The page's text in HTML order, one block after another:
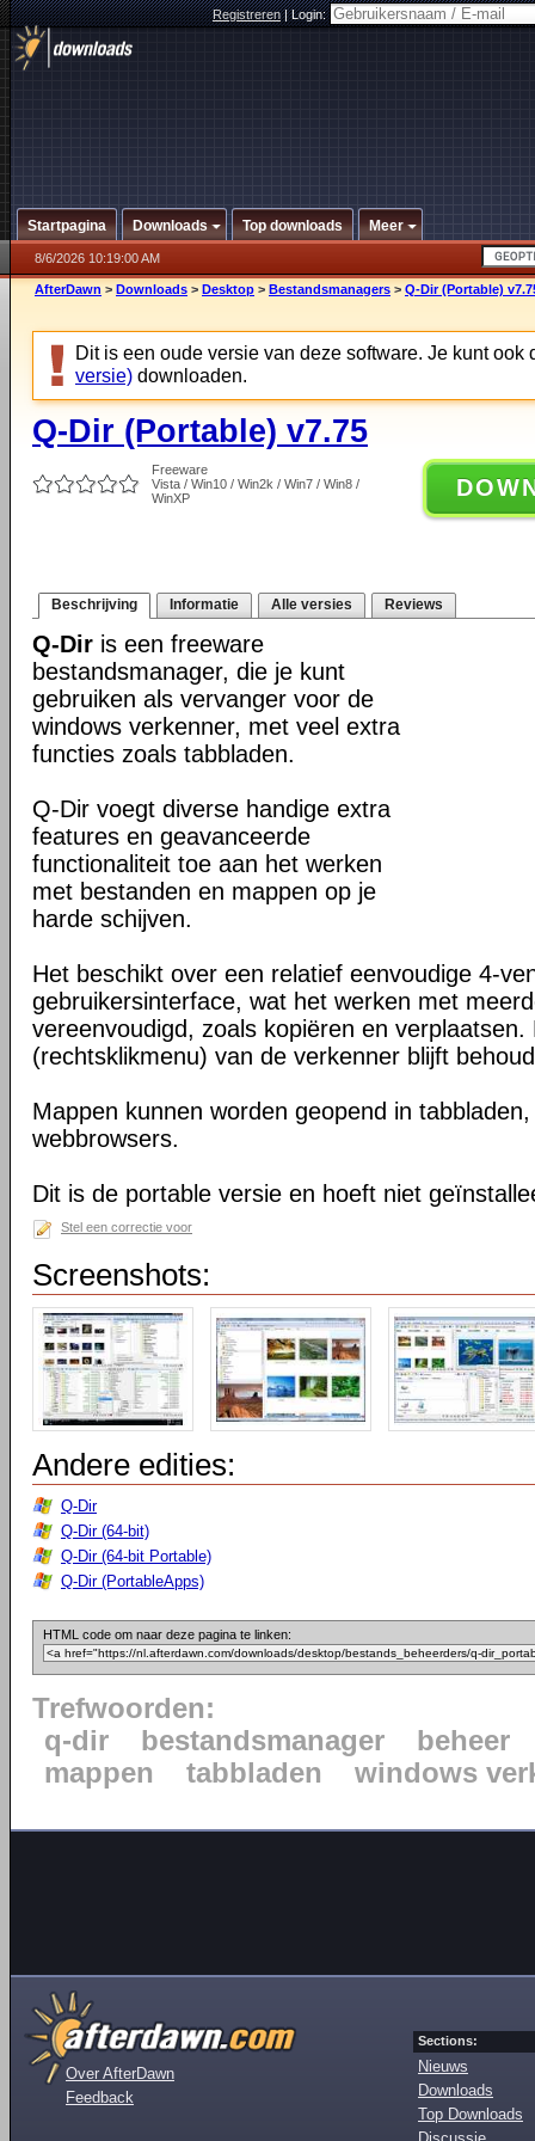
Registreren|Login:
Startpagina Downloads Top downloads Meer
8/6/2026 10:19:00 AM
AfterDawn > Downloads > Desktop > Bestandsmanagers > Q-Dir (Portable)
Dit is een oude versie van deze software. Je kunt ook
versie) downloaden.
Q-Dir (Portable) v7.75
Freeware
Vista / Win10 / Win2k / Win7 / Win8 /
WinXP
Beschrijving Informatie Alle versies Reviews
Q-Dir is een freeware
bestandsmanager, die je kunt
gebruiken als vervanger voor de
windows verkenner, met veel extra
functies zoals tabbladen.
Q-Dir voegt diverse handige extra
features en geavanceerde
functionaliteit toe aan het werken
met bestanden en mappen op je
harde schijven.
Het beschikt over een relatief eenvoudige 4-
gebruikersinterface, wat het werken met
vereenvoudigd, zoals kopiëren en
(rechtsklikmenu) van de verkenner blijft
Mappen kunnen worden geopend in
webbrowsers.
Dit is de portable versie en hoeft niet
Stel een correctie voor
Screenshots:
Andere edities:
Q-Dir
Q-Dir (64-bit)
Q-Dir (64-bit Portable)
Q-Dir (PortableApps)
HTML code om naar deze pagina te linken:
Trefwoorden:
q-dir
bestandsmanager
beheer
mappen
tabbladen windows
Over AfterDawn
Feedback
Sections:
Nieuws
Downloads
Top Downloads